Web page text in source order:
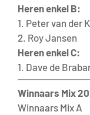
Heren enkel B:
1. Peter van der
2. Roy Jansen
Heren enkel C:
1. Dave de
Winnaars Mix
Winnaars Mix A